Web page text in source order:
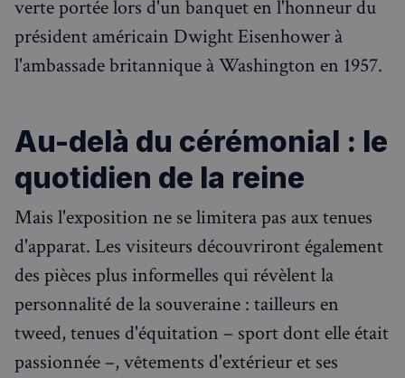
verte portée lors d'un banquet en l'honneur du
président américain Dwight Eisenhower à
l'ambassade britannique à Washington en 1957.
Au-delà du cérémonial : le
quotidien de la reine
Mais l'exposition ne se limitera pas aux tenues
d'apparat. Les visiteurs découvriront également
des pièces plus informelles qui révèlent la
personnalité de la souveraine : tailleurs en
tweed, tenues d'équitation – sport dont elle était
passionnée –, vêtements d'extérieur et ses